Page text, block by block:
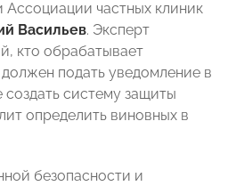
Ассоциации частных клиник
Васильев. Эксперт
кто обрабатывает
подать уведомление в
систему защиты
определить виновных в
безопасности и